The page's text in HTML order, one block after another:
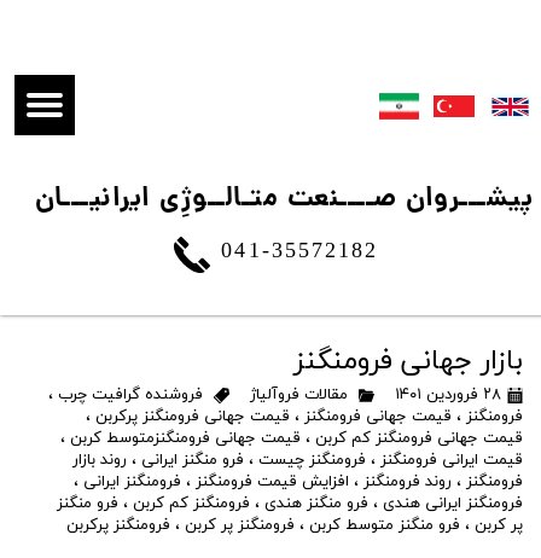
​پیشـــروان صــــنعت متـالــوژِی ایرانیـــان
041-35572182
بازار جهانی فرومنگنز
۲۸ فروردین ۱۴۰۱ مقالات فروآلیاژ فروشنده گرافیت چرب ،
فرومنگنز ، قیمت جهانی فرومنگنز ، قیمت جهانی فرومنگنز پرکربن ،
قیمت جهانی فرومنگنز کم کربن ، قیمت جهانی فرومنگنزمتوسط کربن ،
قیمت ایرانی فرومنگنز ، فرومنگنز چیست ، فرو منگنز ایرانی ، روند بازار
فرومنگنز ، روند فرومنگنز ، افزایش قیمت فرومنگنز ، فرومنگنز ایرانی ،
فرومنگنز ایرانی هندی ، فرو منگنز هندی ، فرومنگنز کم کربن ، فرو منگنز
پر کربن ، فرو منگنز متوسط کربن ، فرومنگنز پر کربن ، فرومنگنز پرکربن